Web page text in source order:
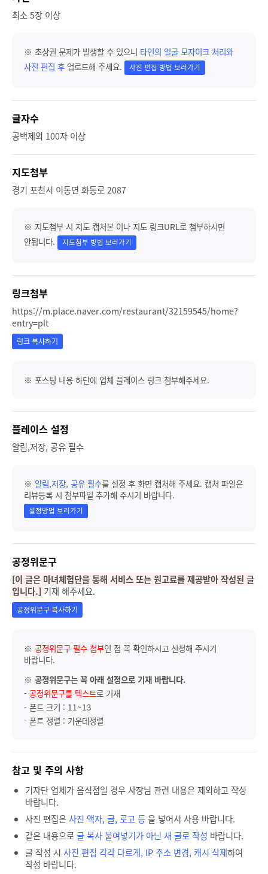
최소 5장 이상
※ 초상권 문제가 발생할 수 있으니 타인의 얼굴 모자이크 처리와
사진 편집 후 업로드해 주세요. 사진 편집 방법 보러가기
글자수
공백제외 100자 이상
지도첨부
경기 포천시 이동면 화동로 2087
※ 지도첨부 시 지도 캡처본 이나 지도 링크URL로 첨부하시면
안됩니다.
지도첨부 방법 보러가기
링크첨부
https://m.place.naver.com/restaurant/32159545/home?
entry=plt
링크 복사하기
※ 포스팅 내용 하단에 업체 플레이스 링크 첨부해주세요.
플레이스 설정
알림,저장, 공유 필수
※ 알림,저장, 공유 필수를 설정 후 화면 캡처해 주세요. 캡처 파일은
리뷰등록 시 첨부파일 추가해 주시기 바랍니다.
설정방법 보러가기
공정위문구
[이 글은 마녀체험단을 통해 서비스 또는 원고료를 제공받아 작성된 글
입니다.] 기재 해주세요.
공정위문구 복사하기
※ 공정위문구 필수 첨부인 점 꼭 확인하시고 신청해 주시기
바랍니다.
※ 공정위문구는 꼭 아래 설정으로 기재 바랍니다.
- 공정위문구를 텍스트로 기재
- 폰트 크기 : 11~13
- 폰트 정렬 : 가운데정렬
참고 및 주의 사항
기자단 업체가 음식점일 경우 사장님 관련 내용은 제외하고 작성
바랍니다.
사진 편집은사진 액자, 글, 로고 등을 넣어서 사용 바랍니다.
같은 내용으로글 복사 붙여넣기가 아닌 새 글로 작성 바랍니다.
글 작성 시 사진 편집 각각 다르게, IP 주소 변경, 캐시 삭제하여
작성 바랍니다.